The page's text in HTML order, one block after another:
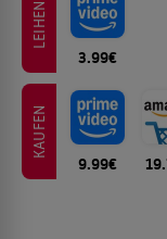
LEIHEN
3.99€
KAUFEN
9.99€